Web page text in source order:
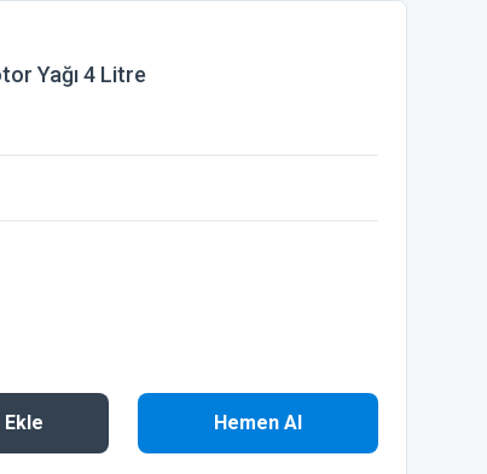
Yağı 4 Litre
Hemen Al